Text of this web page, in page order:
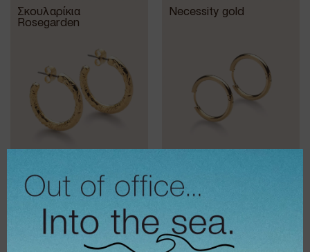
Σκουλαρίκια
Rosegarden
€16,00
12,80
Necessity gold
€8,00